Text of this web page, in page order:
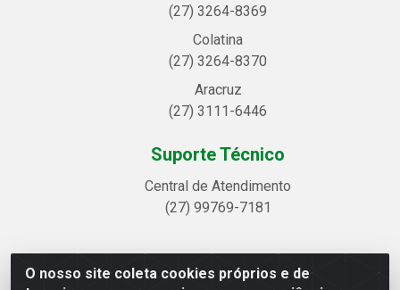
O nosso site coleta cookies próprios e de
(27) 3264-8369
Colatina
(27) 3264-8370
Aracruz
(27) 3111-6446
Suporte Técnico
Central de Atendimento
(27) 99769-7181
Linhavix Distribuidora LTDA - Avenida Alegre, 2521 -